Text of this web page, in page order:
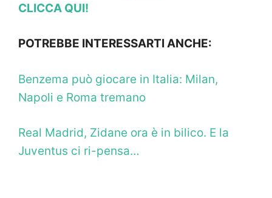
CLICCA QUI!
POTREBBE INTERESSARTI ANCHE:
Benzema può giocare in Italia: Milan,
Napoli e Roma tremano
Real Madrid, Zidane ora è in bilico. E la
Juventus ci ri-pensa…